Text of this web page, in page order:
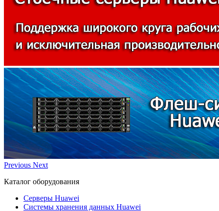
Previous Next
Каталог оборудования
Серверы Huawei
Системы хранения данных Huawei